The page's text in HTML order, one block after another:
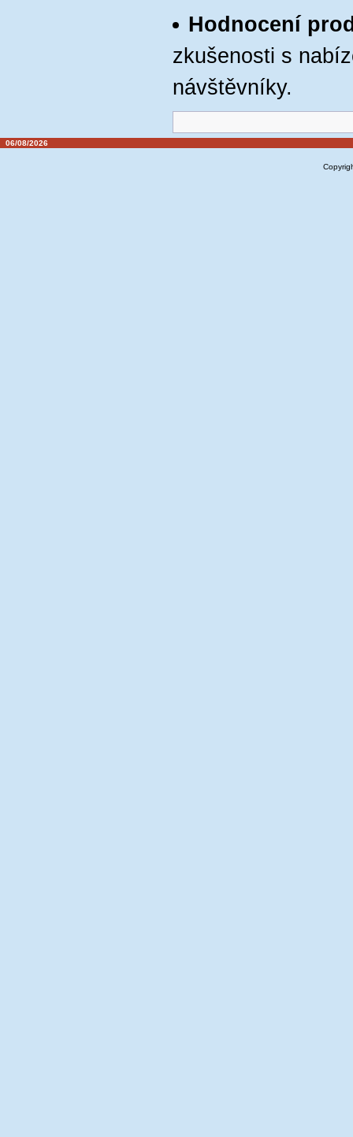
Hodnocení
zkušenosti s
návštěvníky.
06/08/2026